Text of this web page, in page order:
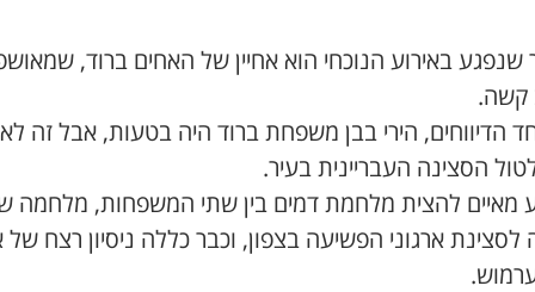
שנפגע באירוע הנוכחי הוא אחיין של האחים ברוד,
קשה.
הדיווחים, הירי בבן משפחת ברוד היה בטעות, אבל זה
הסצינה העבריינית בעיר.
מאיים להצית מלחמת דמים בין שתי המשפחות, מלחמה
לסצינת ארגוני הפשיעה בצפון, וכבר כללה ניסיון רצח